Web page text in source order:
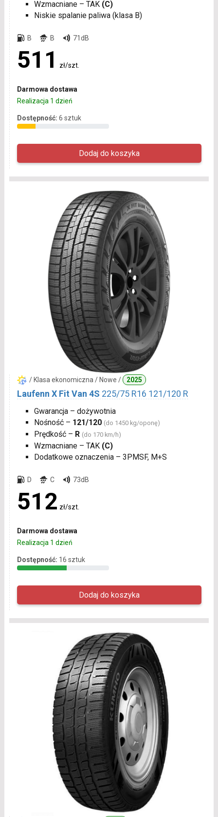
Wzmacniane – TAK (C)
Niskie spalanie paliwa (klasa B)
B B 71dB
511 zł/szt.
Darmowa dostawa
Realizacja 1 dzień
Dostępność: 6 sztuk
/ Klasa ekonomiczna / Nowe / 2025
Laufenn X Fit Van 4S 225/75 R16 121/120 R
Gwarancja – dożywotnia
Nośność – 121/120 (do 1450 kg/oponę)
Prędkość – R (do 170 km/h)
Wzmacniane – TAK (C)
Dodatkowe oznaczenia – 3PMSF, M+S
D C 73dB
512 zł/szt.
Darmowa dostawa
Realizacja 1 dzień
Dostępność: 16 sztuk